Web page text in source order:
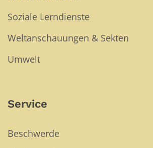
Soziale Lerndienste
Weltanschauungen & Sekten
Umwelt
Service
Beschwerde